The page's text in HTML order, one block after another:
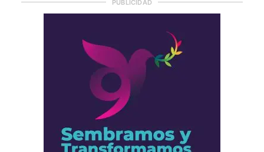
PUBLICIDAD